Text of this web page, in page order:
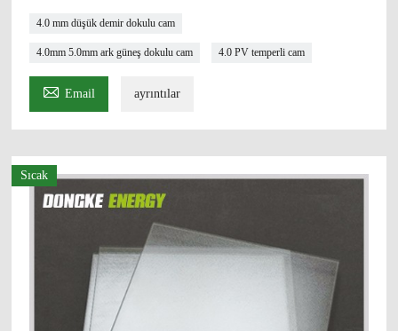
4.0 mm düşük demir dokulu cam
4.0mm 5.0mm ark güneş dokulu cam 4.0 PV temperli cam
 Email ayrıntılar
Sıcak